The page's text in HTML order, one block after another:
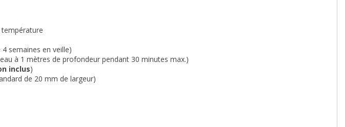
semaines en veille)
à 1 mètres de profondeur pendant 30 minutes max.)
inclus)
de 20 mm de largeur)